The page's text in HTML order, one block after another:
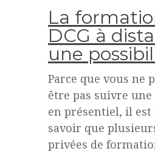
La
DCG à
une
Parce que vous ne
être pas suivre
en présentiel, il est
savoir que
privées de